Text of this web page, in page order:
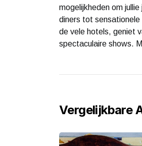
mogelijkheden om
diners tot sensationele
de vele hotels, geniet
spectaculaire shows.
Vergelijkbare